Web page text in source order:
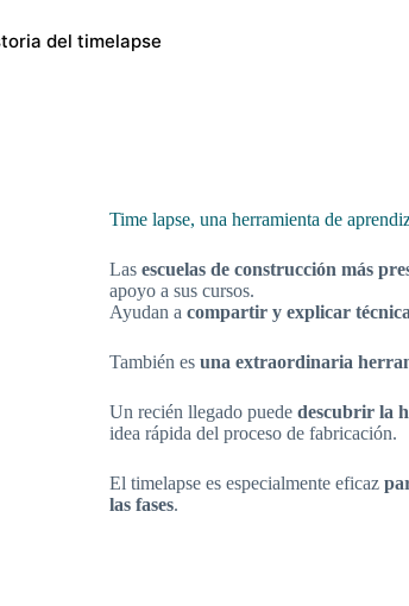
del timelapse
Time lapse, una herramienta de
Las escuelas de construcción más
apoyo a sus cursos.
Ayudan a compartir y explicar
También es una extraordinaria
Un recién llegado puede descubrir la
idea rápida del proceso de fabricación.
El timelapse es especialmente eficaz
las fases.